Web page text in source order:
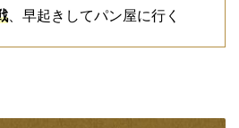
、早起きしてパン屋に行く